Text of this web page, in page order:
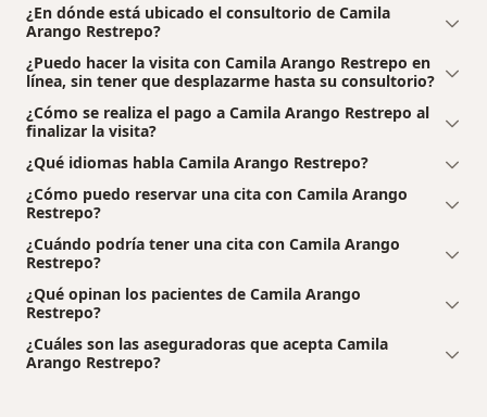
¿En dónde está ubicado el consultorio de Camila
Arango Restrepo?
¿Puedo hacer la visita con Camila Arango Restrepo en
línea, sin tener que desplazarme hasta su consultorio?
¿Cómo se realiza el pago a Camila Arango Restrepo al
finalizar la visita?
¿Qué idiomas habla Camila Arango Restrepo?
¿Cómo puedo reservar una cita con Camila Arango
Restrepo?
¿Cuándo podría tener una cita con Camila Arango
Restrepo?
¿Qué opinan los pacientes de Camila Arango
Restrepo?
¿Cuáles son las aseguradoras que acepta Camila
Arango Restrepo?